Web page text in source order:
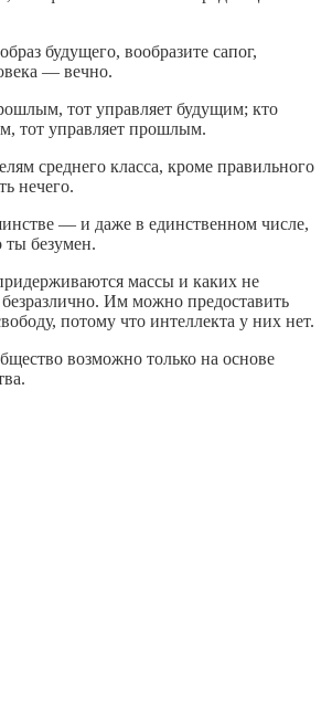
будущего, вообразите сапог,
— вечно.
тот управляет будущим; кто
тот управляет прошлым.
среднего класса, кроме правильного
нечего.
— и даже в единственном числе,
ты безумен.
массы и каких не
Им можно предоставить
потому что интеллекта у них нет.
возможно только на основе